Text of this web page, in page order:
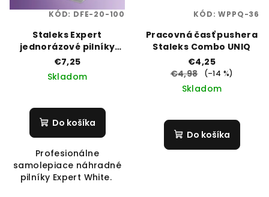
Staleks Expert
jednorázové pilníky
30ks - zrnitosť 100
€7,25
Skladom
Do košíka
Profesionálne
samolepiace náhradné
pilníky Expert White.
KÓD: DFE-20-100
Pracovná časť pushera
Staleks Combo UNIQ
€4,25
€4,98
(–14 %)
Skladom
Do košíka
KÓD:WPPQ-36